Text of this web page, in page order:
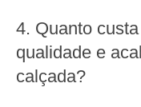
4. Quanto
qualidade e
calçada?